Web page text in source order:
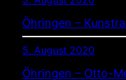
Öhringen –
5. August 2020
Öhringen – Otto-